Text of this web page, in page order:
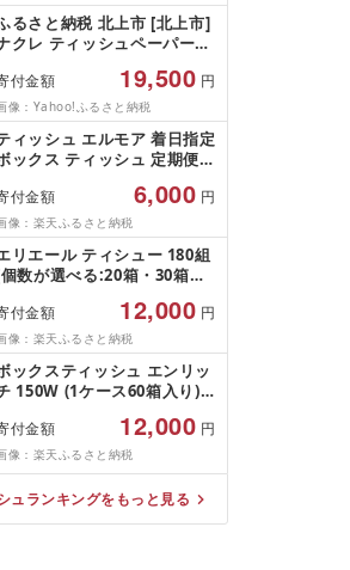
るさと納税 北上市 [北上市]
クレ ティッシュペーパー
ダクツ賞 受賞★
付金額 19,500 円
像：Yahoo!ふるさと納税
ィッシュ エルモア 着日指定
ックス ティッシュ 定期便
ティシューペーパー ティシ
ティシュー ランキング お
ゃれ20箱 30箱 60箱 5個 ×
パック ティシュー 消耗品
災 花粉症 Kazaru×Krafty
愛媛県 四国中央市
付金額 6,000 円
像：楽天ふるさと納税
リエール ティシュー 180組
数が選べる:20箱・30箱・
ーパー ボックスティッシュ
ルプ100% 日用品 消耗品 ふ
さと納税 ふるさと 送料無料
岡県 富士宮市
付金額 12,000 円
像：楽天ふるさと納税
ックスティッシュ エンリッ
150W (1ケース60箱入り)(5
ィッシュペーパー 日用品 消
品 富山県 高岡市
付金額 12,000 円
像：楽天ふるさと納税
ュランキングをもっと見る